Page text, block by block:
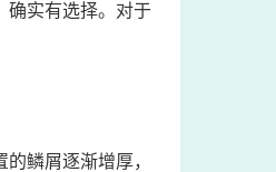
确实有选择。对于
鳞屑逐渐增厚，